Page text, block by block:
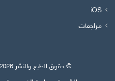
iOS
مراجعات
© حقوق الطبع والنشر 2026, جميع الحقوق محفوظة